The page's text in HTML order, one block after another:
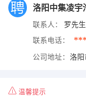
洛阳中集凌宇
联系人： 罗先生
联系电话：
公司地址： 洛阳
温馨提示